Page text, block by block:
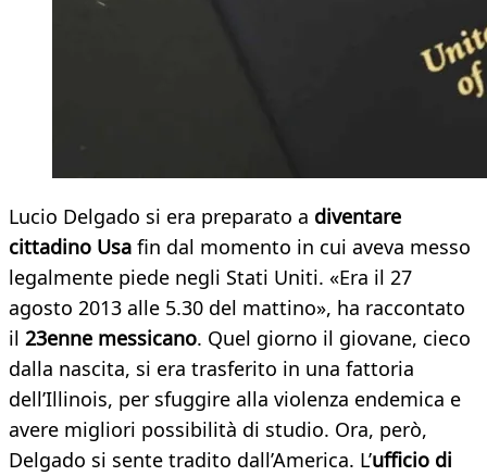
Lucio Delgado si era preparato a diventare
cittadino Usa fin dal momento in cui aveva messo
legalmente piede negli Stati Uniti. «Era il 27
agosto 2013 alle 5.30 del mattino», ha raccontato
il 23enne messicano. Quel giorno il giovane, cieco
dalla nascita, si era trasferito in una fattoria
dell’Illinois, per sfuggire alla violenza endemica e
avere migliori possibilità di studio. Ora, però,
Delgado si sente tradito dall’America. L’ufficio di